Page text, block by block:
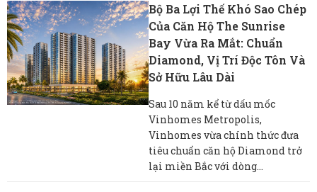
Bộ Ba Lợi Thế Khó Sao Chép
Của Căn Hộ The Sunrise
Bay Vừa Ra Mắt: Chuẩn
Diamond, Vị Trí Độc Tôn Và
Sở Hữu Lâu Dài
Sau 10 năm kể từ dấu mốc
Vinhomes Metropolis,
Vinhomes vừa chính thức đưa
tiêu chuẩn căn hộ Diamond trở
lại miền Bắc với dòng...